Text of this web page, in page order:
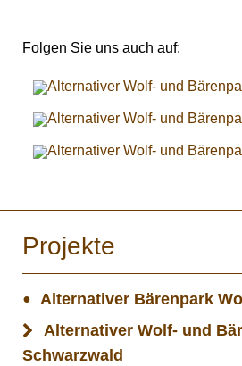
Folgen Sie uns auch auf:
Projekte
Alternativer Bärenpark
Alternativer Wolf- und
Schwarzwald